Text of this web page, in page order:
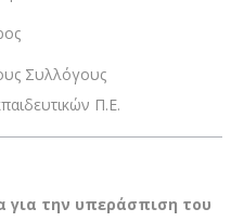
Συλλόγους
Π.Ε.
για την υπεράσπιση του